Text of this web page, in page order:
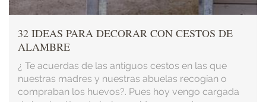
32 IDEAS PARA DECORAR CON CESTOS DE
ALAMBRE
¿ Te acuerdas de las antiguos cestos en las que
nuestras madres y nuestras abuelas recogían o
compraban los huevos?. Pues hoy vengo cargada